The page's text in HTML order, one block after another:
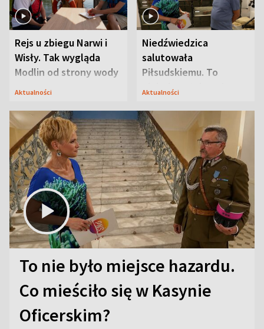
Rejs u zbiegu Narwi i
Wisły. Tak wygląda
Modlin od strony wody
Aktualności
Niedźwiedzica
salutowała
Piłsudskiemu. To
niejedyna tajemnica
Aktualności
To nie było miejsce hazardu.
Co mieściło się w Kasynie
Oficerskim?